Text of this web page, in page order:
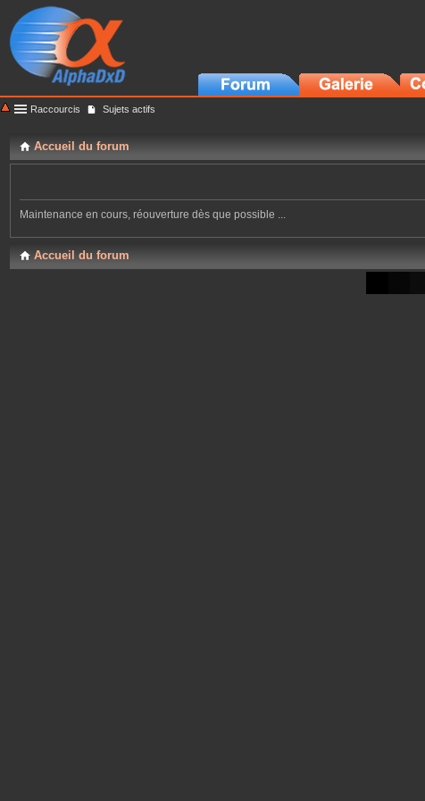
Raccourcis Sujets actifs
Accueil du forum
Maintenance en cours, réouverture dès que possible ...
Accueil du forum